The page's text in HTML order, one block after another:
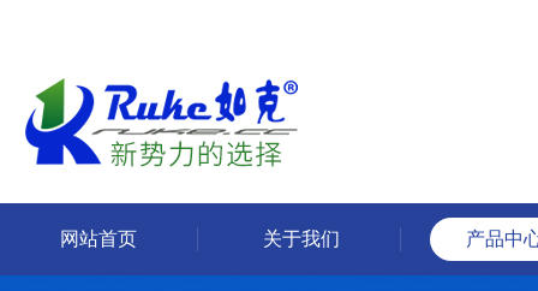
网站首页 关于我们 产品中